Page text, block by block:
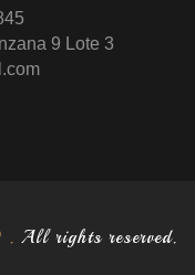
9 Lote 3
. All rights reserved.